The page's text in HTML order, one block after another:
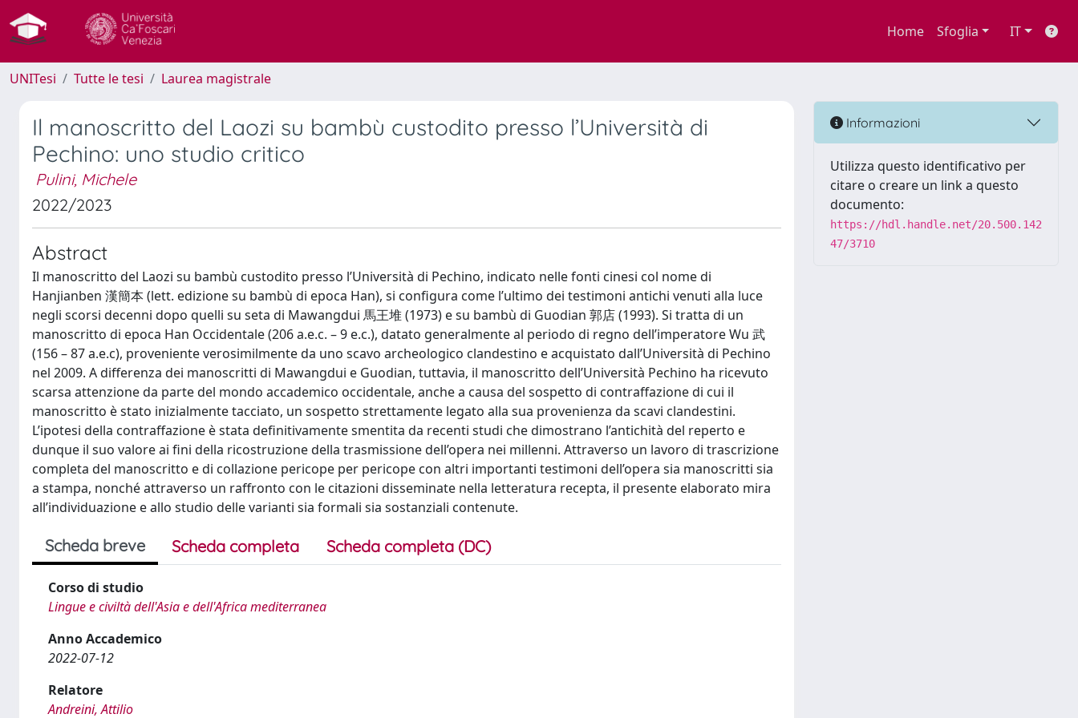
Home Sfoglia IT
UNITesi Tutte le tesi Laurea magistrale
Il manoscritto del Laozi su bambù custodito presso l’Università di
Pechino: uno studio critico
Pulini, Michele
2022/2023
Abstract
Il manoscritto del Laozi su bambù custodito presso l’Università di Pechino, indicato nelle fonti cinesi col nome di
Hanjianben 漢簡本 (lett. edizione su bambù di epoca Han), si configura come l’ultimo dei testimoni antichi venuti alla luce
negli scorsi decenni dopo quelli su seta di Mawangdui 馬王堆 (1973) e su bambù di Guodian 郭店 (1993). Si tratta di un
manoscritto di epoca Han Occidentale (206 a.e.c. – 9 e.c.), datato generalmente al periodo di regno dell’imperatore Wu 武
(156 – 87 a.e.c), proveniente verosimilmente da uno scavo archeologico clandestino e acquistato dall’Università di Pechino
nel 2009. A differenza dei manoscritti di Mawangdui e Guodian, tuttavia, il manoscritto dell’Università Pechino ha ricevuto
scarsa attenzione da parte del mondo accademico occidentale, anche a causa del sospetto di contraffazione di cui il
manoscritto è stato inizialmente tacciato, un sospetto strettamente legato alla sua provenienza da scavi clandestini.
L’ipotesi della contraffazione è stata definitivamente smentita da recenti studi che dimostrano l’antichità del reperto e
dunque il suo valore ai fini della ricostruzione della trasmissione dell’opera nei millenni. Attraverso un lavoro di trascrizione
completa del manoscritto e di collazione pericope per pericope con altri importanti testimoni dell’opera sia manoscritti sia
a stampa, nonché attraverso un raffronto con le citazioni disseminate nella letteratura recepta, il presente elaborato mira
all’individuazione e allo studio delle varianti sia formali sia sostanziali contenute.
Scheda breve Scheda completa Scheda completa (DC)
Corso di studio
Lingue e civiltà dell'Asia e dell'Africa mediterranea
Anno Accademico
2022-07-12
Relatore
Andreini, Attilio
Informazioni
Utilizza questo identificativo per
citare o creare un link a questo
documento:
https://hdl.handle.net/20.500.142
47/3710